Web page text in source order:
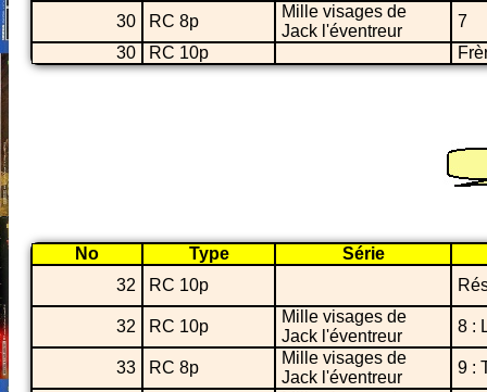
30 RC 8p
Mille visages de
Jack l'éventreur
7
30
RC 10p
No Type
Série
32
RC 10p
32 RC 10p
Mille visages de
Jack l'éventreur
8 :
33 RC 8p
Mille visages de
Jack l'éventreur
9 :